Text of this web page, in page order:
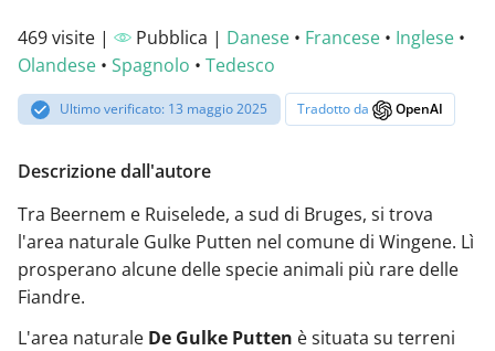
469 visite | Pubblica | Danese • Francese • Inglese •
Olandese • Spagnolo • Tedesco
Ultimo verificato: 13 maggio 2025 Tradotto da OpenAI
Descrizione dall'autore
Tra Beernem e Ruiselede, a sud di Bruges, si trova
l'area naturale Gulke Putten nel comune di Wingene. Lì
prosperano alcune delle specie animali più rare delle
Fiandre.
L'area naturale De Gulke Putten è situata su terreni